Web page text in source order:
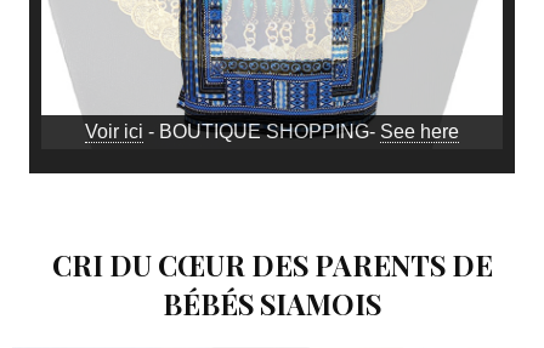
Voir ici - BOUTIQUE SHOPPING- See here
CRI DU CŒUR DES PARENTS DE
BÉBÉS SIAMOIS